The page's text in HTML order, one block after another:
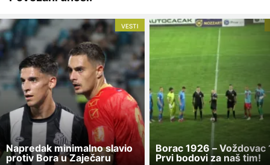
VESTI
Napredak minimalno slavio
protiv Bora u Zaječaru
Borac 1926 – Voždovac
Prvi bodovi za naš tim!